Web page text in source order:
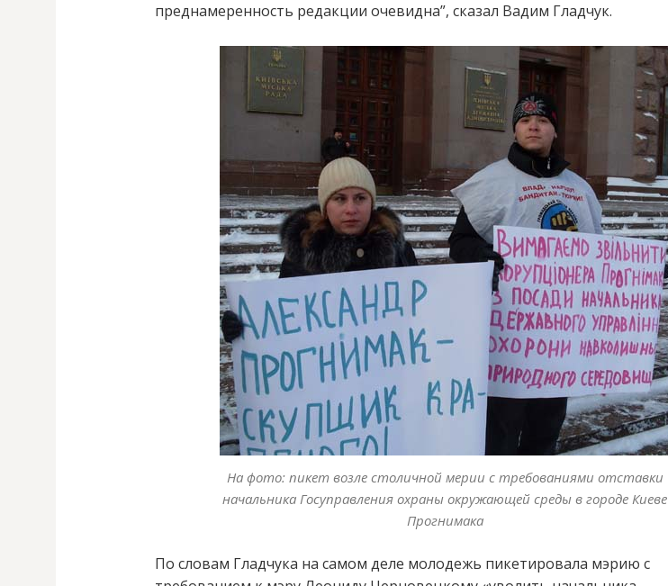
преднамеренность редакции очевидна”, сказал Вадим Гладчук.
На фото: пикет возле столичной мерии с требованиями отставки
начальника Госуправления охраны окружающей среды в городе Киеве
Прогнимака
По словам Гладчука на самом деле молодежь пикетировала мэрию с